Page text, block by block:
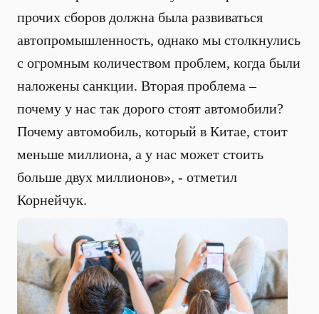
прочих сборов должна была развиваться
автопромышленность, однако мы столкнулись
с огромным количеством проблем, когда были
наложены санкции. Вторая проблема –
почему у нас так дорого стоят автомобили?
Почему автомобиль, который в Китае, стоит
меньше миллиона, а у нас может стоить
больше двух миллионов», - отметил
Корнейчук.